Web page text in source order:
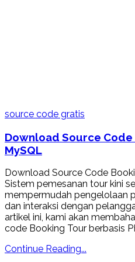
source code gratis
Download Source Code
MySQL
Download Source Code
Sistem pemesanan tour kini
mempermudah pengelolaan
dan interaksi dengan
artikel ini, kami akan
code Booking Tour berbasis
Continue Reading...